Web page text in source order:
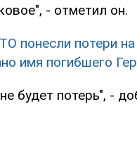
- отметил он.
понесли потери на
имя погибшего
будет потерь", -